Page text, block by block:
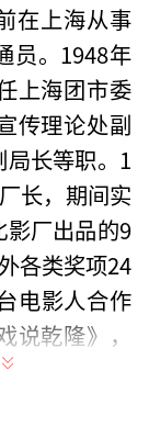
在上海从事
员。1948年
上海团市委
传理论处副
长等职。1
长，期间实
厂出品的9
各类奖项24
电影人合作
乾隆》，